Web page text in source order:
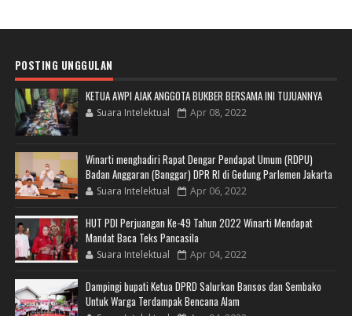
POSTING UNGGULAN
KETUA AWPI AJAK ANGGOTA BUKBER BERSAMA INI TUJUANNYA
Suara Intelektual Apr 08, 2022
Winarti menghadiri Rapat Dengar Pendapat Umum (RDPU)
Badan Anggaran (Banggar) DPR RI di Gedung Parlemen Jakarta
Suara Intelektual Apr 06, 2022
HUT PDI Perjuangan Ke-49 Tahun 2022 Winarti Mendapat
Mandat Baca Teks Pancasila
Suara Intelektual Apr 04, 2022
Dampingi bupati Ketua DPRD Salurkan Bansos dan Sembako
Untuk Warga Terdampak Bencana Alam